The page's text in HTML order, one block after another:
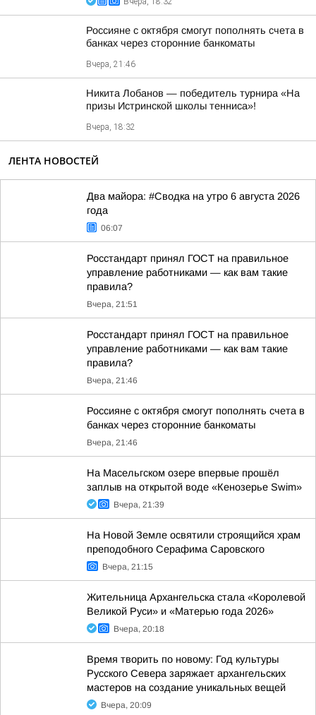
Россияне с октября смогут пополнять счета в
банках через сторонние банкоматы
Вчера, 21:46
Никита Лобанов — победитель турнира «На
призы Истринской школы тенниса»!
Вчера, 18:32
ЛЕНТА НОВОСТЕЙ
Два майора: #Сводка на утро 6 августа 2026
года
06:07
Росстандарт принял ГОСТ на правильное
управление работниками — как вам такие
правила?
Вчера, 21:51
Росстандарт принял ГОСТ на правильное
управление работниками — как вам такие
правила?
Вчера, 21:46
Россияне с октября смогут пополнять счета в
банках через сторонние банкоматы
Вчера, 21:46
На Масельгском озере впервые прошёл
заплыв на открытой воде «Кенозерье Swim»
Вчера, 21:39
На Новой Земле освятили строящийся храм
преподобного Серафима Саровского
Вчера, 21:15
Жительница Архангельска стала «Королевой
Великой Руси» и «Матерью года 2026»
Вчера, 20:18
Время творить по новому: Год культуры
Русского Севера заряжает архангельских
мастеров на создание уникальных вещей
Вчера, 20:09